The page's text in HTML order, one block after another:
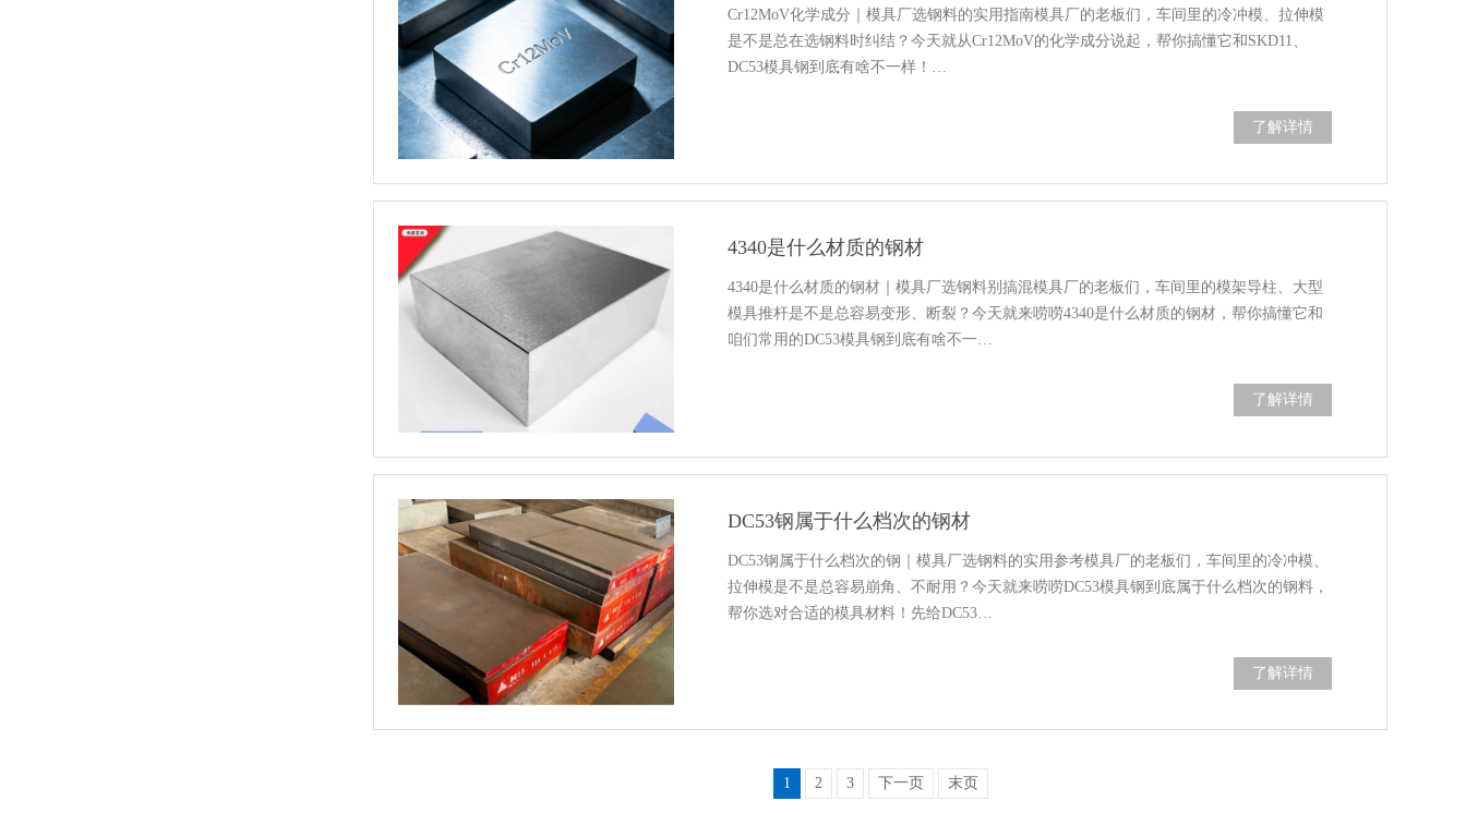
Cr12MoV化学成分｜模具厂选钢料的实用指南模具厂的老板们，车间里的冷冲模、拉伸模
是不是总在选钢料时纠结？今天就从Cr12MoV的化学成分说起，帮你搞懂它和SKD11、
DC53模具钢到底有啥不一样！…
了解详情
4340是什么材质的钢材
4340是什么材质的钢材｜模具厂选钢料别搞混模具厂的老板们，车间里的模架导柱、大型
模具推杆是不是总容易变形、断裂？今天就来唠唠4340是什么材质的钢材，帮你搞懂它和
咱们常用的DC53模具钢到底有啥不一…
了解详情
DC53钢属于什么档次的钢材
DC53钢属于什么档次的钢｜模具厂选钢料的实用参考模具厂的老板们，车间里的冷冲模、
拉伸模是不是总容易崩角、不耐用？今天就来唠唠DC53模具钢到底属于什么档次的钢料，
帮你选对合适的模具材料！先给DC53…
了解详情
1 2 3 下一页 末页